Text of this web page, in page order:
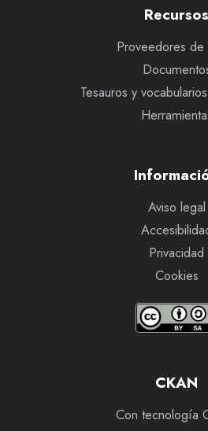
Recursos
Proveedores de
Tesauros y
Aviso legal
Privacidad
Cookies
CKAN
Con tecnología